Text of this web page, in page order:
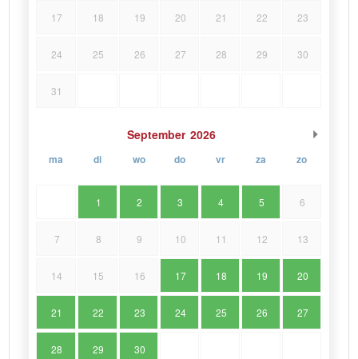
17 18 19 20 21 22 23
24 25 26 27 28 29 30
31
September 2026
ma di wo do vr za zo
1 2 3 4 5 6
7 8 9 10 11 12 13
14 15 16 17 18 19 20
21 22 23 24 25 26 27
28 29 30